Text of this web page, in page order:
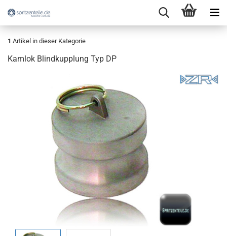
1 Artikel in dieser Kategorie
Kamlok Blindkupplung Typ DP